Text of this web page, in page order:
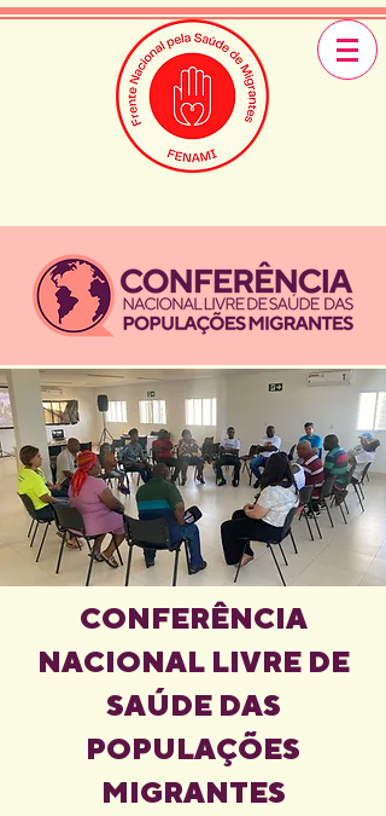
CONFERÊNCIA
NACIONAL LIVRE DE
SAÚDE DAS
POPULAÇÕES
MIGRANTES